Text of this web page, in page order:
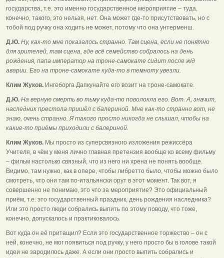
государства, т.е. это именно государственное мероприятие – туда,
конечно, такого, это нельзя, нет. Она может где-то присутствовать, но с
тобой под ручку она ходить не может, потому что она унтерменш.
Д.Ю. Ну, как-то мне показалось странно. Там сцена, если не понятно
для зрителей, там сцена, где всё семейство собралось на день
рождения, папа император на троне-самокате сидит после ж/д
аварии. Его на троне-самокате куда-то в темноту увезли.
Клим Жуков. Ингеборга Дапкунайте его возит на троне-самокате.
Д.Ю. На верную смерть во тьму куда-то поволокла его. Вот. А, значит,
наследник престола пришёл с балериной. Мне как-то странно вот, не
знаю, очень странно. Я такого просто никогда не слышал, чтобы на
какие-то приёмы приходили с балериной.
Клим Жуков. Мы просто из суперсвязного изложения режиссёра
Учителя, в чём у меня лично главная претензия вообще ко всему фильму
– фильм настолько связный, что из него ни хрена не понять вообще.
Видимо, там нужно, как в опере, чтобы либретто было, чтобы можно было
смотреть, что они там по-итальянски орут в этот момент. Так вот, я
совершенно не понимаю, это что за мероприятие? Это официальный
приём, т.е. это государственный праздник, день рождения наследника?
Или это просто люди собрались выпить по этому поводу, что тоже,
конечно, допускалось и практиковалось.
Вот куда он её притащил? Если это государственное торжество – он с
ней, конечно, не мог появиться под ручку, у него просто бы в голове такой
идеи не зародилось даже. А если они просто выпить собрались и